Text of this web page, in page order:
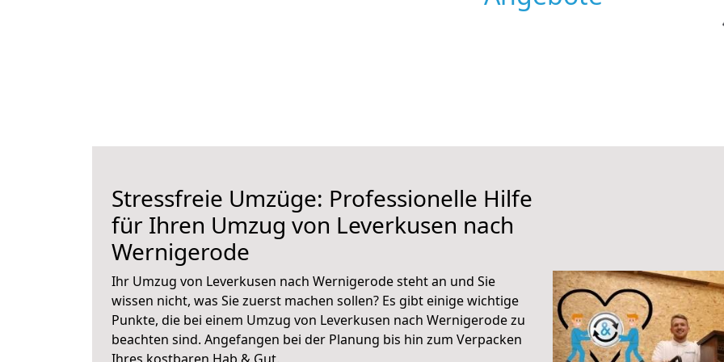
Stressfreie Umzüge: Professionelle Hilfe
für Ihren Umzug von Leverkusen nach
Wernigerode
Ihr Umzug von Leverkusen nach Wernigerode steht an und Sie
wissen nicht, was Sie zuerst machen sollen? Es gibt einige wichtige
Punkte, die bei einem Umzug von Leverkusen nach Wernigerode zu
beachten sind. Angefangen bei der Planung bis hin zum Verpacken